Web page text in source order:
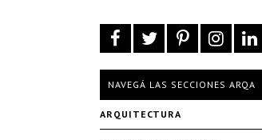
NAVEGÁ LAS SECCIONES ARQA
ARQUITECTURA